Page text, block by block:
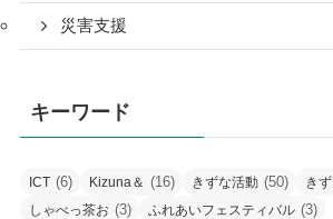
災害支援
キーワード
ICT (6) Kizuna＆ (16) きずな活動 (50) き
しゃべっ茶お (3) ふれあいフェスティバル (3)